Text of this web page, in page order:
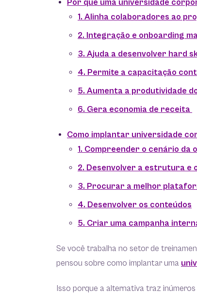
Por que uma universidade
1. Alinha colaboradores ao
2. Integração e onboarding
3. Ajuda a desenvolver hard
4. Permite a capacitação
5. Aumenta a produtividade
6. Gera economia de receita
Como implantar universidade
1. Compreender o cenário da
2. Desenvolver a estrutura e
3. Procurar a melhor
4. Desenvolver os conteúdos
5. Criar uma campanha
Se você trabalha no setor de
pensou sobre como implantar uma
Isso porque a alternativa traz